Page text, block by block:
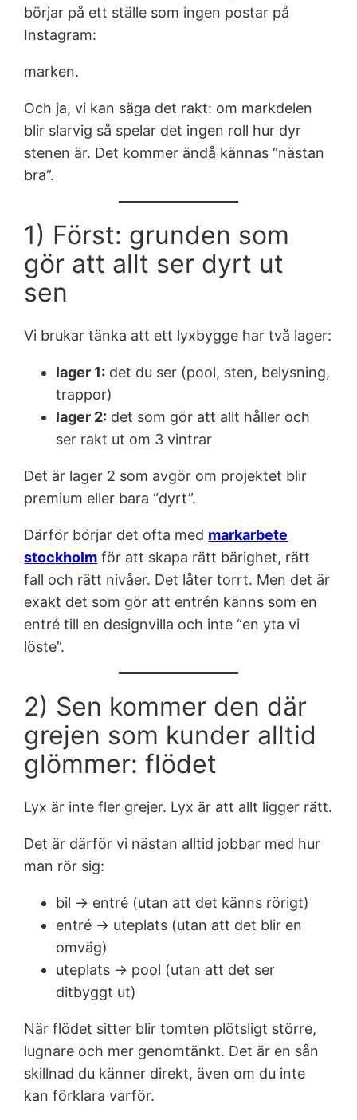
börjar på ett ställe som ingen postar på
Instagram:
marken.
Och ja, vi kan säga det rakt: om markdelen
blir slarvig så spelar det ingen roll hur dyr
stenen är. Det kommer ändå kännas “nästan
bra”.
1) Först: grunden som
gör att allt ser dyrt ut
sen
Vi brukar tänka att ett lyxbygge har två lager:
lager 1: det du ser (pool, sten, belysning,
trappor)
lager 2: det som gör att allt håller och
ser rakt ut om 3 vintrar
Det är lager 2 som avgör om projektet blir
premium eller bara “dyrt”.
Därför börjar det ofta med markarbete
stockholm för att skapa rätt bärighet, rätt
fall och rätt nivåer. Det låter torrt. Men det är
exakt det som gör att entrén känns som en
entré till en designvilla och inte “en yta vi
löste”.
2) Sen kommer den där
grejen som kunder alltid
glömmer: flödet
Lyx är inte fler grejer. Lyx är att allt ligger rätt.
Det är därför vi nästan alltid jobbar med hur
man rör sig:
bil → entré (utan att det känns rörigt)
entré → uteplats (utan att det blir en
omväg)
uteplats → pool (utan att det ser
ditbyggt ut)
När flödet sitter blir tomten plötsligt större,
lugnare och mer genomtänkt. Det är en sån
skillnad du känner direkt, även om du inte
kan förklara varför.